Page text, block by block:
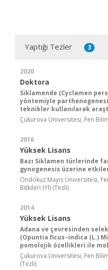
Yaptığı Tezler 3
2020
Doktora
Siklamende (Cyclamen
yöntemiyle
teknikler kullanılarak
Çukurova Üniversitesi, Fen
2016
Yüksek Lisans
Bazı Siklamen türlerinde
gynogenesis üzerine
Ondokuz Mayıs Üniversitesi,
Bitkileri (Yl) (Tezli)
2014
Yüksek Lisans
Adana ve çevresinden
(Opuntia ficus–indica (L.)
pomolojik özellikleri ile
Çukurova Üniversitesi, Fen
(Tezli)